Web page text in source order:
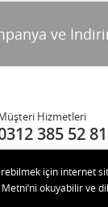
ve
Hizmetleri
385 52 81
Bulvarı Ada Plaza
için internet
Metni’ni okuyabilir